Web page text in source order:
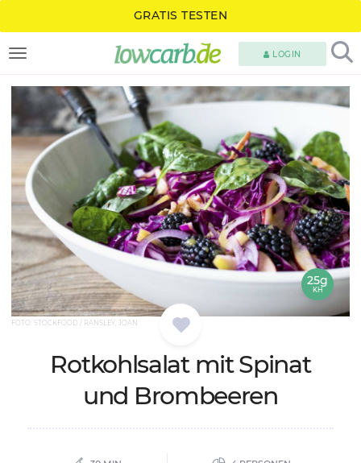
GRATIS TESTEN
TOGGLE NAVIGATION LOGIN
FOTO: STOCKFOOD / RANSLEY, JOAN
25g
KH
Rot­kohl­sa­lat mit Spi­nat
und Brom­bee­ren